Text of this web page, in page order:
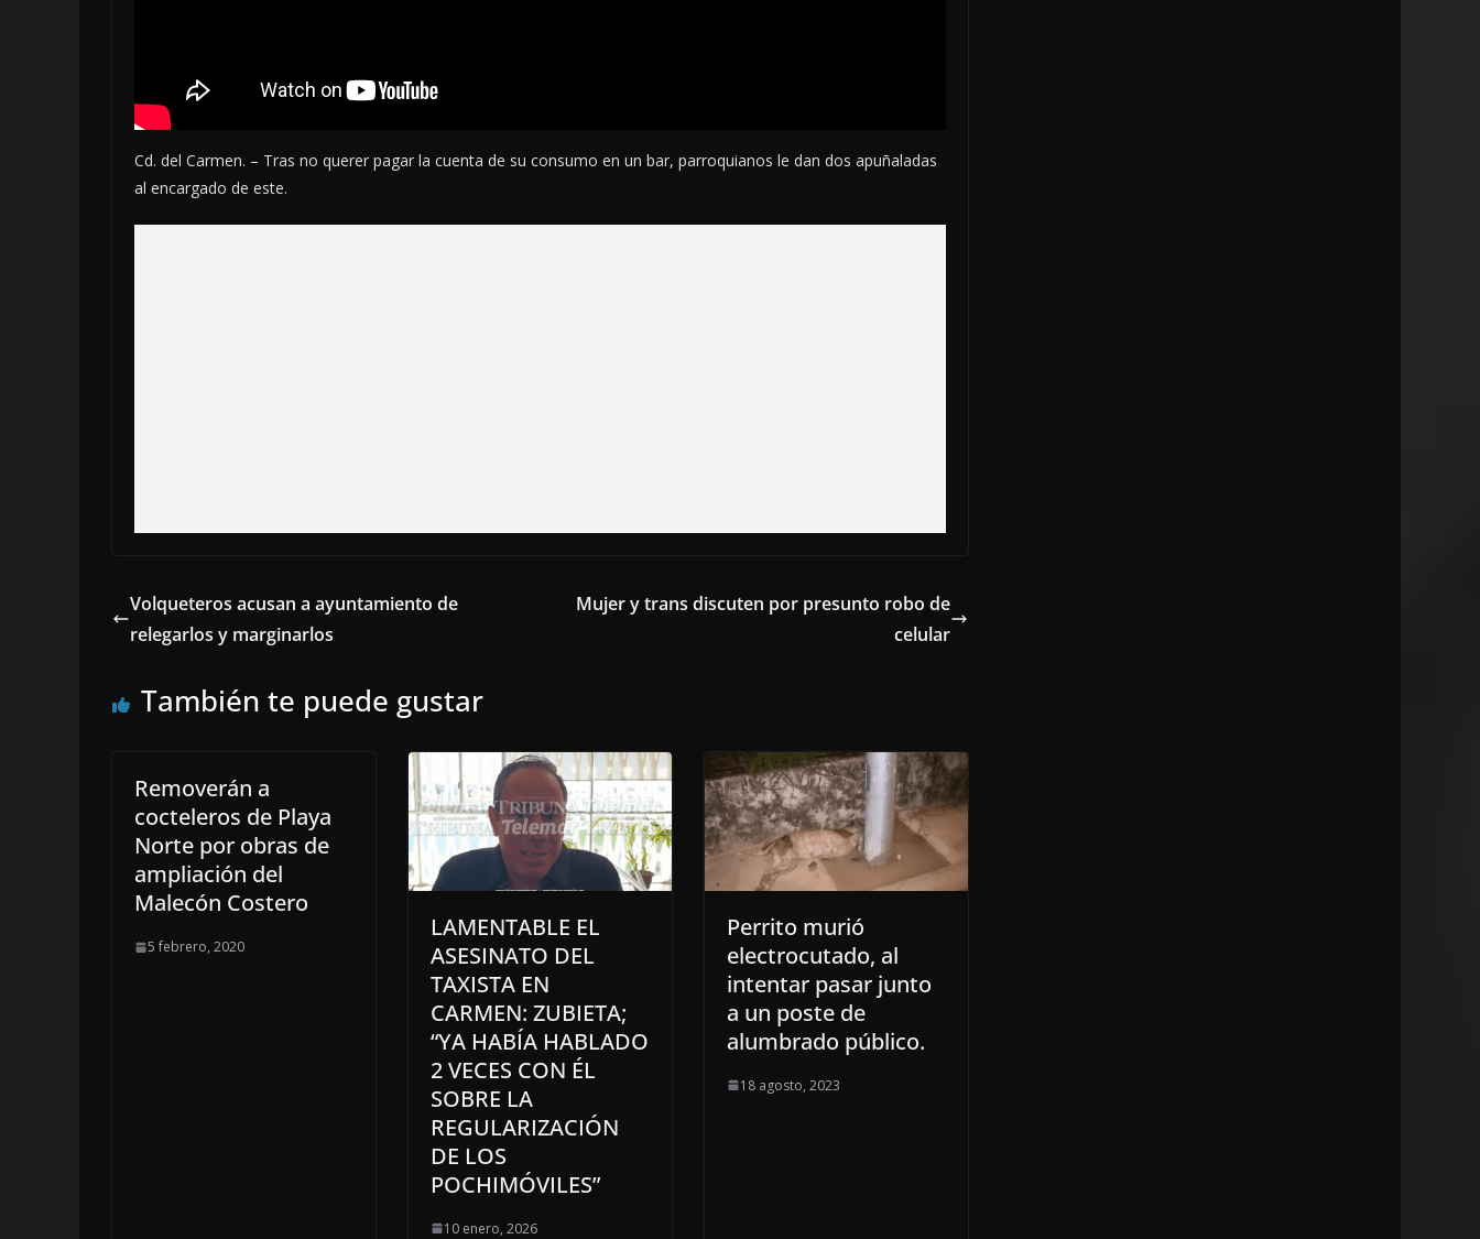
Cd. del Carmen. – Tras no querer pagar la cuenta de su consumo en un bar, parroquianos le dan dos apuñaladas
al encargado de este.
Volqueteros acusan a ayuntamiento de
relegarlos y marginarlos
Mujer y trans discuten por presunto robo de
celular
También te puede gustar
Removerán a
cocteleros de Playa
Norte por obras de
ampliación del
Malecón Costero
5 febrero, 2020
LAMENTABLE EL
ASESINATO DEL
TAXISTA EN
CARMEN: ZUBIETA;
“YA HABÍA HABLADO
2 VECES CON ÉL
SOBRE LA
REGULARIZACIÓN
DE LOS
POCHIMÓVILES”
10 enero, 2026
Perrito murió
electrocutado, al
intentar pasar junto
a un poste de
alumbrado público.
18 agosto, 2023